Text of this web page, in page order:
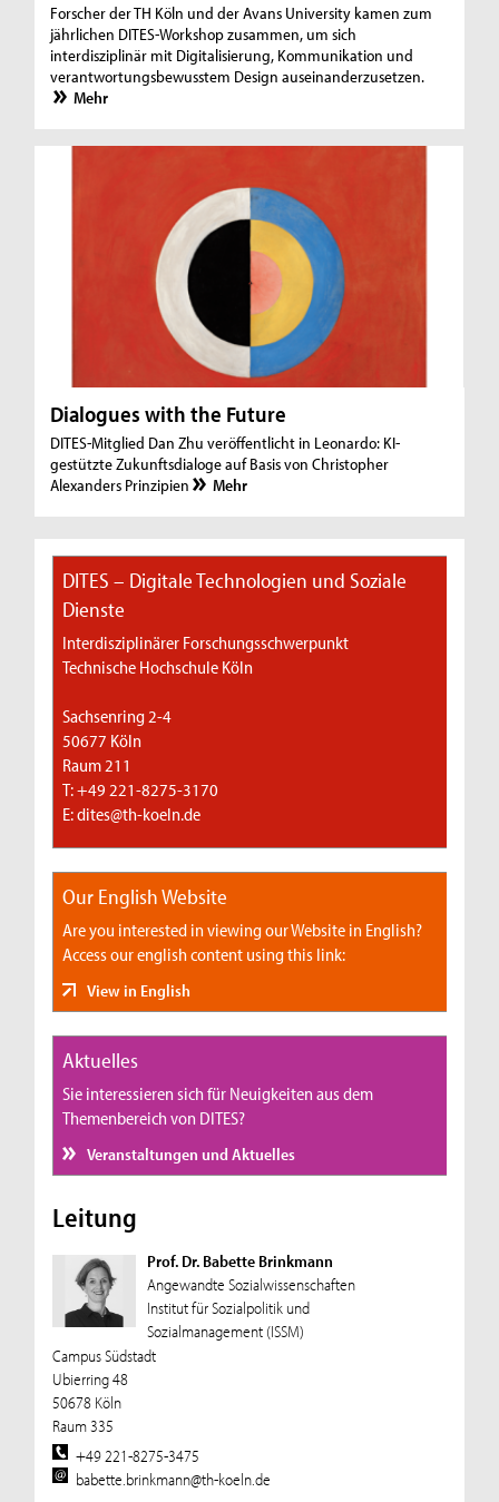
Forscher der TH Köln und der Avans University kamen zum
jährlichen DITES-Workshop zusammen, um sich
interdisziplinär mit Digitalisierung, Kommunikation und
verantwortungsbewusstem Design auseinanderzusetzen.
Mehr
Dialogues with the Future
DITES-Mitglied Dan Zhu veröffentlicht in Leonardo: KI-
gestützte Zukunftsdialoge auf Basis von Christopher
Alexanders Prinzipien
Mehr
DITES – Digitale Technologien und Soziale
Dienste
Interdisziplinärer Forschungsschwerpunkt
Technische Hochschule Köln
Sachsenring 2-4
50677 Köln
Raum 211
T: +49 221-8275-3170
E: dites@th-koeln.de
Our English Website
Are you interested in viewing our Website in English?
Access our english content using this link:
View in English
Aktuelles
Sie interessieren sich für Neuigkeiten aus dem
Themenbereich von DITES?
Veranstaltungen und Aktuelles
Leitung
Prof. Dr. Babette Brinkmann
Angewandte Sozialwissenschaften
Institut für Sozialpolitik und
Sozialmanagement (ISSM)
Campus Südstadt
Ubierring 48
50678 Köln
Raum 335
+49 221-8275-3475
babette.brinkmann@th-koeln.de